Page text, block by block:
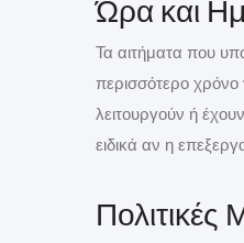
Ώρα και
Τα αιτήματα που
περισσότερο
λειτουργούν ή
ειδικά αν η
Πολιτικές